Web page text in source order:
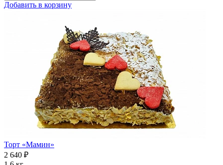
Добавить в корзину
Торт «Мамин»
2 640 ₽